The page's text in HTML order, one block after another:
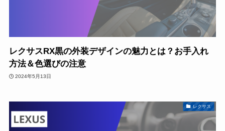
レクサスRX黒の外装デザインの魅力とは？お手入れ
方法＆色選びの注意
2024年5月13日
レクサス